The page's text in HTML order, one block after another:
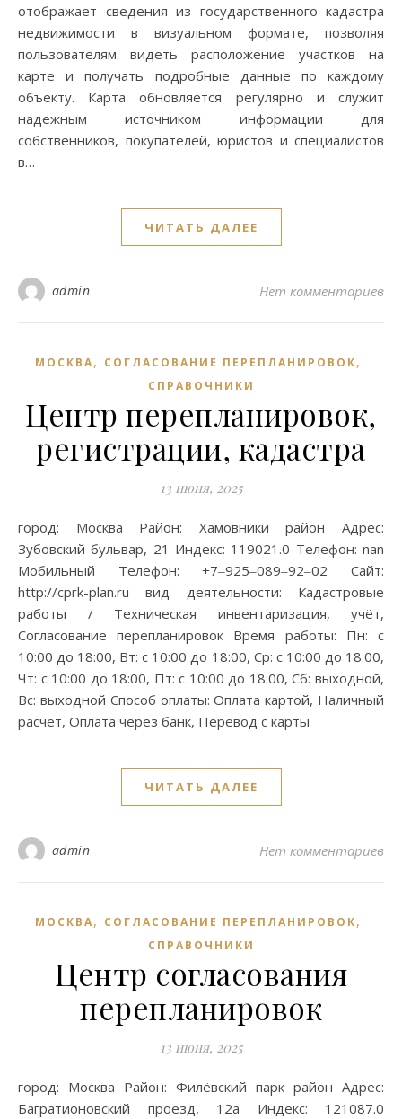
отображает сведения из государственного кадастра
недвижимости в визуальном формате, позволяя
пользователям видеть расположение участков на
карте и получать подробные данные по каждому
объекту. Карта обновляется регулярно и служит
надежным источником информации для
собственников, покупателей, юристов и специалистов
в…
ЧИТАТЬ ДАЛЕЕ
admin Нет комментариев
МОСКВА, СОГЛАСОВАНИЕ ПЕРЕПЛАНИРОВОК,
СПРАВОЧНИКИ
Центр перепланировок,
регистрации, кадастра
13 июня, 2025
город: Москва Район: Хамовники район Адрес:
Зубовский бульвар, 21 Индекс: 119021.0 Телефон: nan
Мобильный Телефон: +7‒925‒089‒92‒02 Сайт:
http://cprk-plan.ru вид деятельности: Кадастровые
работы / Техническая инвентаризация, учёт,
Согласование перепланировок Время работы: Пн: с
10:00 до 18:00, Вт: с 10:00 до 18:00, Ср: с 10:00 до 18:00,
Чт: с 10:00 до 18:00, Пт: с 10:00 до 18:00, Сб: выходной,
Вс: выходной Способ оплаты: Оплата картой, Наличный
расчёт, Оплата через банк, Перевод с карты
ЧИТАТЬ ДАЛЕЕ
admin Нет комментариев
МОСКВА, СОГЛАСОВАНИЕ ПЕРЕПЛАНИРОВОК,
СПРАВОЧНИКИ
Центр согласования
перепланировок
13 июня, 2025
город: Москва Район: Филёвский парк район Адрес:
Багратионовский проезд, 12а Индекс: 121087.0